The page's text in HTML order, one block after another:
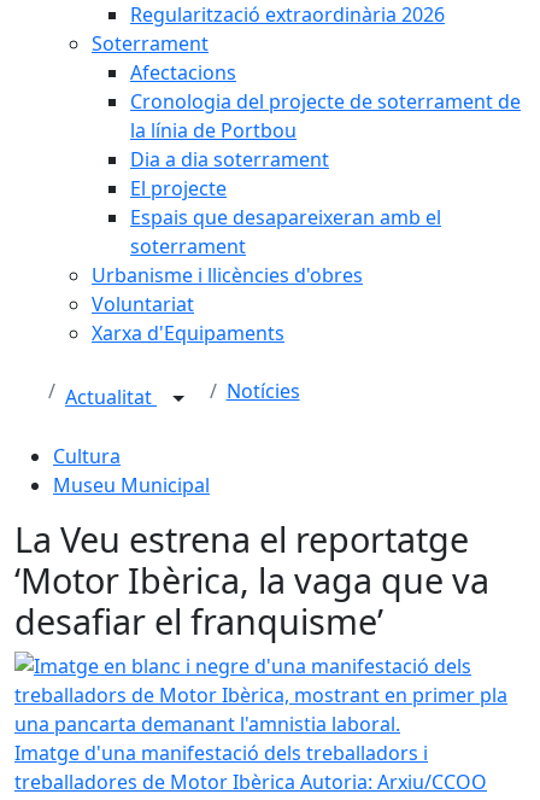
Regularització extraordinària 2026
Soterrament
Afectacions
Cronologia del projecte de soterrament de
la línia de Portbou
Dia a dia soterrament
El projecte
Espais que desapareixeran amb el
soterrament
Urbanisme i llicències d'obres
Voluntariat
Xarxa d'Equipaments
Actualitat Notícies
Cultura
Museu Municipal
La Veu estrena el reportatge
‘Motor Ibèrica, la vaga que va
desafiar el franquisme’
Imatge en blanc i negre d'una manifestació dels
Imatge d'una manifestació dels treballadors i
treballadores de Motor Ibèrica Autoria: Arxiu/CCOO